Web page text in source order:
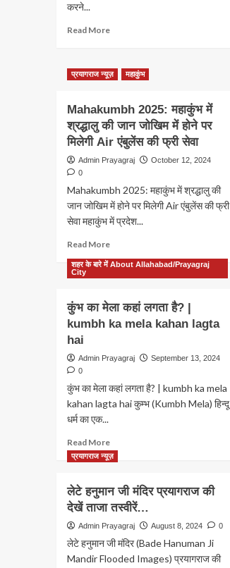
करने...
Read MoreRead
अब
व्हाट्सएप
जमा
करें
हाउस
टैक्‍स,
नगर
ने
शुरू
की
सुविधा
प्रयागराज न्यूज़ महाकुंभ
Mahakumbh 2025: महाकुंभ में
श्रद्धालु की जान जोखिम में होने पर
मिलेगी Air एंबुलेंस की फ्री सेवा
Admin Prayagraj
October 12, 2024
0
Mahakumbh 2025: महाकुंभ में श्रद्धालु की
जान जोखिम में होने पर मिलेगी Air एंबुलेंस की फ्री
सेवा महाकुंभ में प्रदेश...
Read MoreRead
about
महाकुंभ
में
जान
में
होने
Air
एंबुलेंस
सेवा
शहर के बारे में About Allahabad/Prayagraj
City
कुंभ का मेला कहां लगता है? |
kumbh ka mela kahan lagta
hai
Admin Prayagraj
September 13, 2024
0
कुंभ का मेला कहां लगता है? | kumbh ka mela
kahan lagta hai कुम्भ (Kumbh Mela) हिन्दू
धर्म का एक...
Read MoreRead
more
का
मेला
है?
|
प्रयागराज न्यूज़
लेटे हनुमान जी मंदिर प्रयागराज की
देखें ताजा तस्वीरें…
Admin Prayagraj August 8, 2024 0
लेटे हनुमान जी मंदिर (Bade Hanuman Ji
Mandir Flooded Images) प्रयागराज की